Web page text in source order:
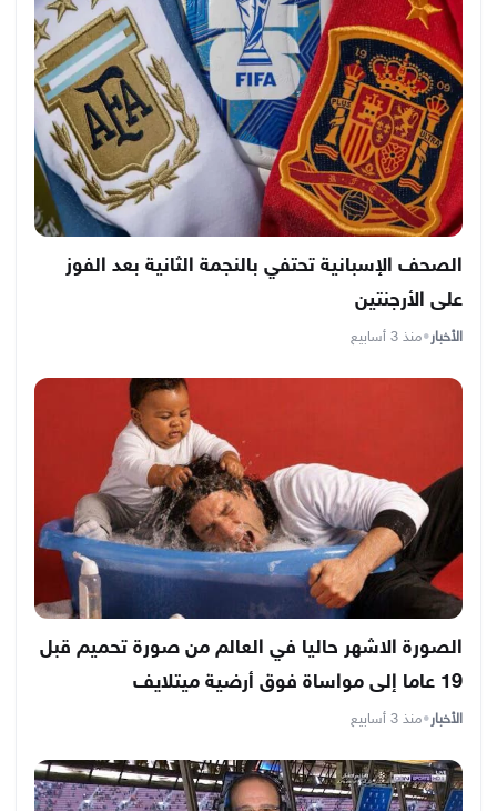
الصحف الإسبانية تحتفي بالنجمة الثانية بعد الفوز
على الأرجنتين
الأخبار•منذ 3 أسابيع
الصورة الاشهر حاليا في العالم من صورة تحميم قبل
19 عاما إلى مواساة فوق أرضية ميتلايف
الأخبار•منذ 3 أسابيع